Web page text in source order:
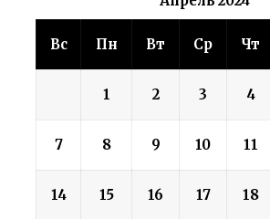
Вс Пн Вт Ср Чт
1 2 3 4
7 8 9 10 11
14 15 16 17 18